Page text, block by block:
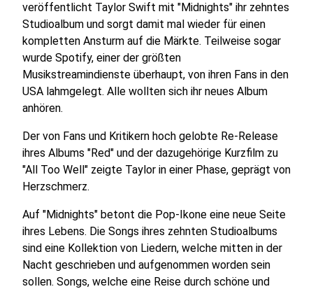
veröffentlicht Taylor Swift mit "Midnights" ihr zehntes
Studioalbum und sorgt damit mal wieder für einen
kompletten Ansturm auf die Märkte. Teilweise sogar
wurde Spotify, einer der größten
Musikstreamindienste überhaupt, von ihren Fans in den
USA lahmgelegt. Alle wollten sich ihr neues Album
anhören.
Der von Fans und Kritikern hoch gelobte Re-Release
ihres Albums "Red" und der dazugehörige Kurzfilm zu
"All Too Well" zeigte Taylor in einer Phase, geprägt von
Herzschmerz.
Auf "Midnights" betont die Pop-Ikone eine neue Seite
ihres Lebens. Die Songs ihres zehnten Studioalbums
sind eine Kollektion von Liedern, welche mitten in der
Nacht geschrieben und aufgenommen worden sein
sollen. Songs, welche eine Reise durch schöne und